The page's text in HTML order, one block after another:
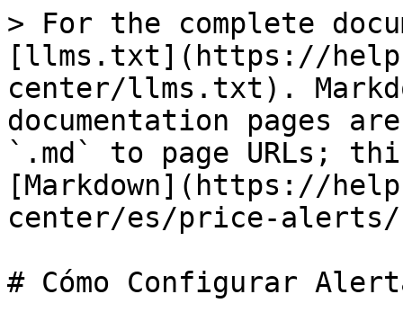
> For the complete
[llms.txt](https://
center/llms.txt).
documentation pages
`.md` to page URLs;
[Markdown](https://
center/es/price-
# Cómo Configurar